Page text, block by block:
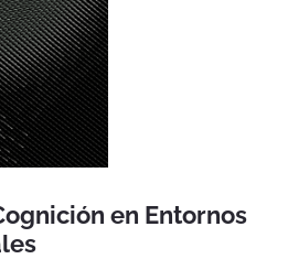
en Entornos